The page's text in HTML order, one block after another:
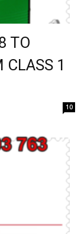
TO
CLASS 1
10